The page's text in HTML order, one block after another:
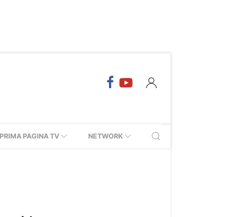
PRIMA PAGINA TV NETWORK